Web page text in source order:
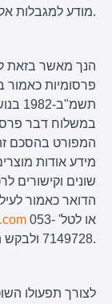
מודע למגבלות אלו ומסכים לשימוש באתר.
במשלוח דבר
המפורט בהסכם
שונים וקישורים
הדואר כאמור
7149728 ולבקש הסרה.